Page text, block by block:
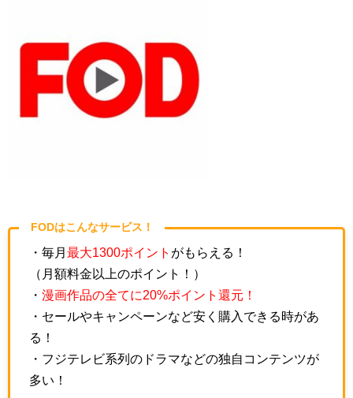
FODはこんなサービス！
・毎月 最大1300ポイント がもらえる！
（月額料金以上のポイント！）
・ 漫画作品の全てに20%ポイント還元！
・セールやキャンペーンなど安く購入できる時があ
る！
・フジテレビ系列のドラマなどの独自コンテンツが
多い！